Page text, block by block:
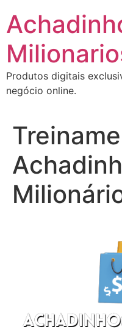
para
conteúdo
Produtos digitais
negócio online.